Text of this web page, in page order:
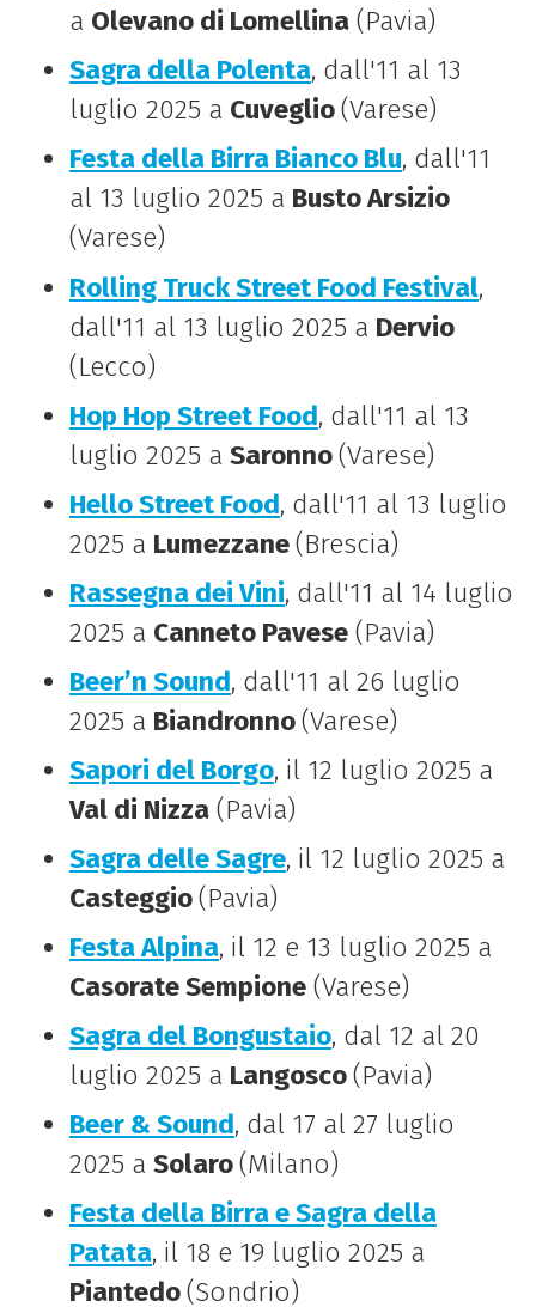
a Olevano di Lomellina(Pavia)
Sagra della Polenta, dall'11 al 13
luglio 2025 a Cuveglio(Varese)
Festa della Birra Bianco Blu, dall'11
al 13 luglio 2025 a Busto Arsizio
(Varese)
Rolling Truck Street Food Festival,
dall'11 al 13 luglio 2025 a Dervio
(Lecco)
Hop Hop Street Food, dall'11 al 13
luglio 2025 a Saronno(Varese)
Hello Street Food, dall'11 al 13 luglio
2025 a Lumezzane(Brescia)
Rassegna dei Vini, dall'11 al 14 luglio
2025 a Canneto Pavese(Pavia)
Beer’n Sound, dall'11 al 26 luglio
2025 a Biandronno(Varese)
Sapori del Borgo, il 12 luglio 2025 a
Val di Nizza(Pavia)
Sagra delle Sagre, il 12 luglio 2025 a
Casteggio(Pavia)
Festa Alpina, il 12 e 13 luglio 2025 a
Casorate Sempione(Varese)
Sagra del Bongustaio, dal 12 al 20
luglio 2025 a Langosco(Pavia)
Beer & Sound, dal 17 al 27 luglio
2025 a Solaro(Milano)
Festa della Birra e Sagra della
Patata, il 18 e 19 luglio 2025 a
Piantedo(Sondrio)